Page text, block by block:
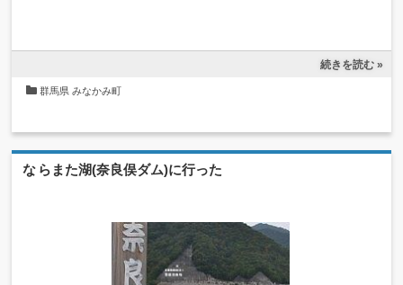
続きを読む »
群馬県 みなかみ町
ならまた湖(奈良俣ダム)に行った